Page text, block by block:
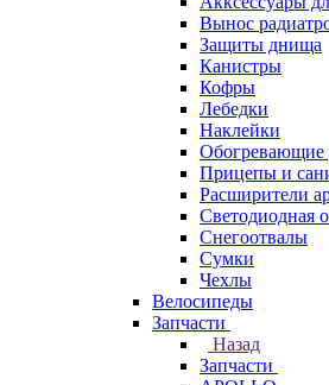
Вынос
Защиты днища
Канистры
Кофры
Лебедки
Наклейки
Обогревающие
Прицепы и
Расширители
Светодиодная
Снегоотвалы
Сумки
Чехлы
Велосипеды
Запчасти
Назад
Запчасти